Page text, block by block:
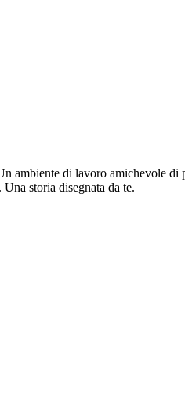
ambiente di lavoro amichevole
storia disegnata da te.